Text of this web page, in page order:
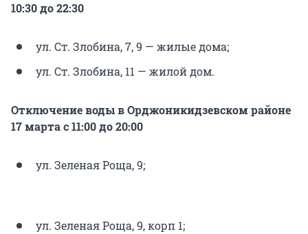
10:30 до 22:30
ул. Ст. Злобина, 7, 9 — жилые дома;
ул. Ст. Злобина, 11 — жилой дом.
Отключение воды в Орджоникидзевском районе
17 марта с 11:00 до 20:00
ул. Зеленая Роща, 9;
ул. Зеленая Роща, 9, корп 1;